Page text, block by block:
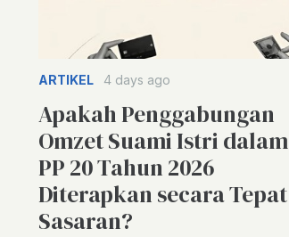
ARTIKEL 4 days ago
Apakah Penggabungan
Omzet Suami Istri dalam
PP 20 Tahun 2026
Diterapkan secara Tepat
Sasaran?